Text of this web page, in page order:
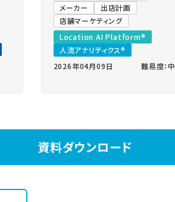
メーカー
出店計画
店舗マーケティング
Location AI Platform®
人流アナリティクス®
2026年04月09日
難易度：中
資料ダウンロード